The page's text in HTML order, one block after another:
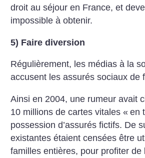
droit au séjour en France, et
impossible à obtenir.
5) Faire diversion
Régulièrement, les médias à la
accusent les assurés sociaux de
Ainsi en 2004, une rumeur avait
10 millions de cartes vitales « en
possession d’assurés fictifs. De
existantes étaient censées être
familles entières, pour profiter de